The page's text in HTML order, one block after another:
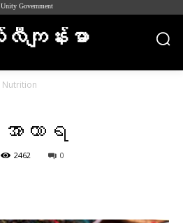
Government
ကျန်းမာ
Nutrition
ာဟာရ
2462 0